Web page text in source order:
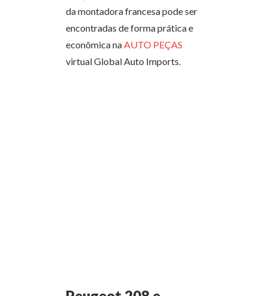
da montadora francesa pode ser
encontradas de forma prática e
econômica naAUTO PEÇAS
virtual Global Auto Imports.